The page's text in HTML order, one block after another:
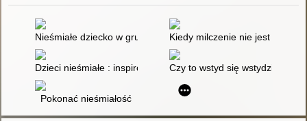
Nieśmiałe dziecko w grupie przedszkolnej : jak efektywnie
Kiedy milczenie nie jest
Dzieci nieśmiałe : inspirowanie do działania metodą story-line
Czy to wstyd się wstydzić? :
Pokonać nieśmiałość